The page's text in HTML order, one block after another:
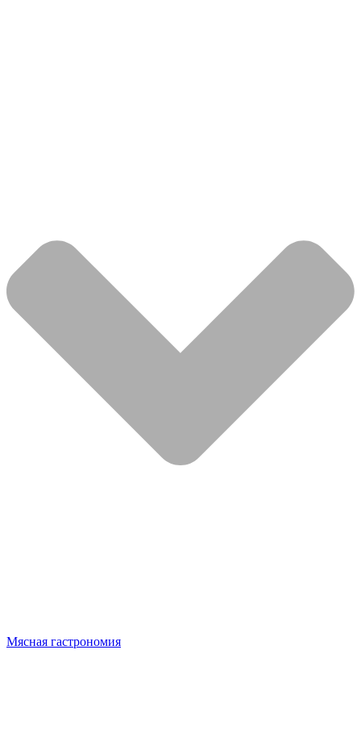
Мясная гастрономия